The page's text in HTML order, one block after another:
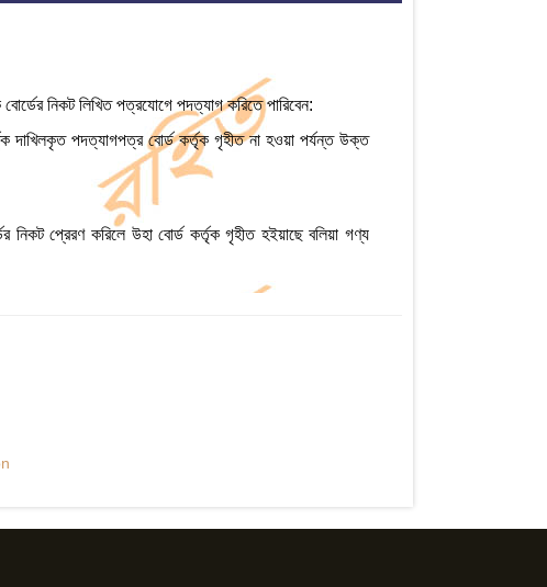
নিকট লিখিত পত্রযোগে পদত্যাগ করিতে পারিবেন:
দাখিলকৃত পদত্যাগপত্র বোর্ড কর্তৃক গৃহীত না হওয়া পর্যন্ত উক্ত
প্রেরণ করিলে উহা বোর্ড কর্তৃক গৃহীত হইয়াছে বলিয়া গণ্য